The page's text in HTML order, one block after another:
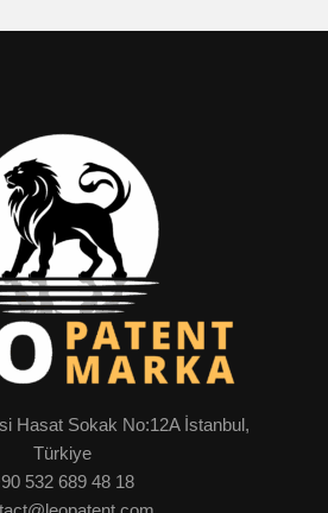
Hasat Sokak No:12A İstanbul,
Türkiye
532 689 48 18